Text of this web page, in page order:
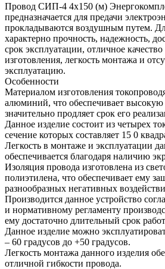
Провод СИП-4 4х150 (м)
предназначается для предачи
прокладываются воздушным путем.
характерно прочность, надежность,
срок эксплуатации, отличное
изготовления, легкость монтажа и
эксплуатацию.
Особенности
Материалом изготовления
алюминий, что обеспечивает высокую
значительно продляет срок его
Данное изделие состоит из четырех
сечение которых составляет 15 0
Легкость в монтаже и эксплуатации
обеспечивается благодаря наличию
Изоляция провода изготовлена из
полиэтилена, что обеспечивает ему
разнообразных негативных
Производится данное устройство
и нормативному регламенту
ему достаточно длительный срок
Данное изделие можно
– 60 градусов до +50 градусов.
Легкость монтажа данного изделия
отличной гибкости провода.